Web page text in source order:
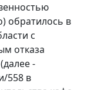
обратилось в
с
отказа
-
558 в